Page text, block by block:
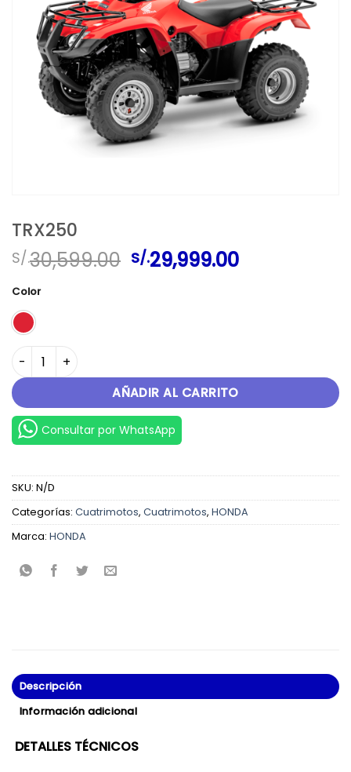
TRX250
S/.30,599.00 El
precio
S/.29,999.00El
Color
TRX250 cantidad
AÑADIR AL CARRITO
Consultar por WhatsApp
SKU: N/D
Categorías: Cuatrimotos, Cuatrimotos, HONDA
Marca: HONDA
Descripción
Información adicional
DETALLES TÉCNICOS